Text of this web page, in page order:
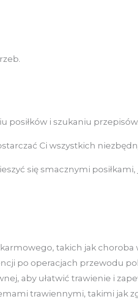
i szukaniu
Ci wszystkich
się smacznymi
takich jak choroba
po operacjach przewodu
aby ułatwić trawienie i
trawiennymi, takimi jak